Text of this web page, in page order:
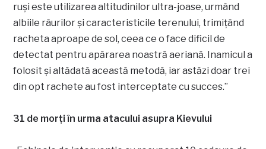
ruși este utilizarea altitudinilor ultra-joase, urmând
albiile râurilor și caracteristicile terenului, trimițând
racheta aproape de sol, ceea ce o face dificil de
detectat pentru apărarea noastră aeriană. Inamicul a
folosit și altădată această metodă, iar astăzi doar trei
din opt rachete au fost interceptate cu succes.”
31 de morți în urma atacului asupra Kievului